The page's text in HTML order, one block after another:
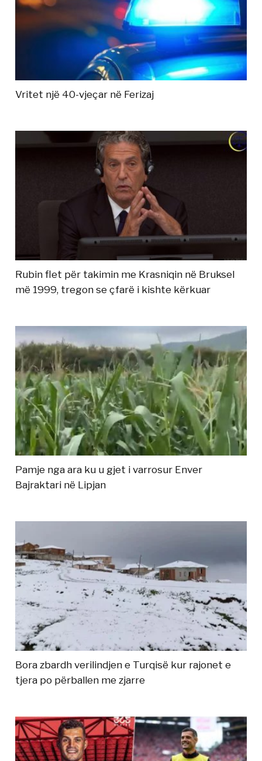
Vritet një 40-vjeçar në Ferizaj
Rubin flet për takimin me Krasniqin në Bruksel
më 1999, tregon se çfarë i kishte kërkuar
Pamje nga ara ku u gjet i varrosur Enver
Bajraktari në Lipjan
Bora zbardh verilindjen e Turqisë kur rajonet e
tjera po përballen me zjarre